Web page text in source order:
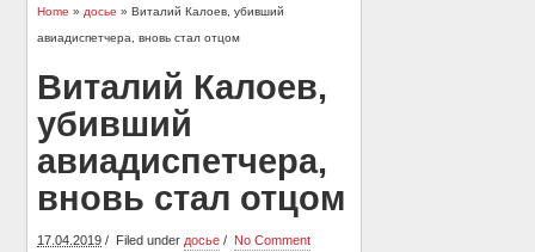
Home »досье » Виталий Калоев, убивший
авиадиспетчера, вновь стал отцом
Виталий Калоев,
убивший
авиадиспетчера,
вновь стал отцом
17.04.2019 Filed under досье No Comment